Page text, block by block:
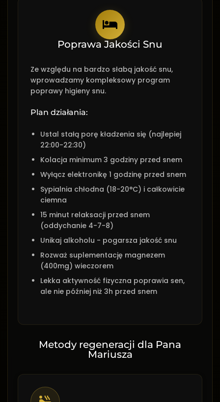
Poprawa Jakości Snu
Ze względu na bardzo słabą jakość snu,
wprowadzamy kompleksowy program
poprawy higieny snu.
Plan działania:
Ustal stałą porę kładzenia się (najlepiej
22:00-22:30)
Kolacja minimum 3 godziny przed snem
Wyłącz elektronikę 1 godzinę przed snem
Sypialnia chłodna (18-20°C) i całkowicie
ciemna
15 minut relaksacji przed snem
(oddychanie 4-7-8)
Unikaj alkoholu - pogarsza jakość snu
Rozważ suplementację magnezem
(400mg) wieczorem
Lekka aktywność fizyczna poprawia sen,
ale nie później niż 3h przed snem
Metody regeneracji dla Pana
Mariusza